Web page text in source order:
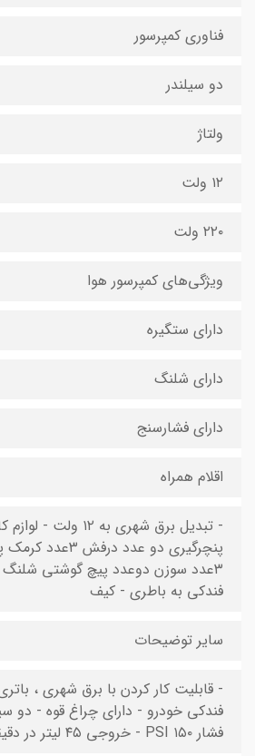
فناوری کمپرسور
دو سیلندر
ولتاژ
۱۲ ولت
۲۲۰ ولت
ویژگی‌های کمپرسور هوا
دارای ستگیره
دارای شلنگ
دارای فشارسنج
اقلام همراه
- تبدیل برق شهری به
پنچرگیری دو عدد
۳عدد سوزن دوعدد پیچ گوشتی شلنگ
فندکی به باطری - کیف
سایر توضیحات
فشار ۱۵۰ PSI - خروجی ۴۵ لیتر در دقیقه